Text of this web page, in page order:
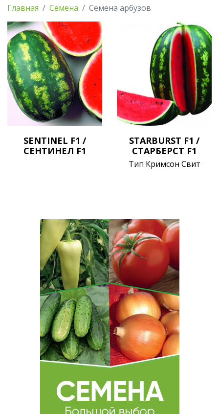
Главная Семена Семена арбузов
SENTINEL F1 /
СЕНТИНЕЛ F1
STARBURST F1 /
СТАРБЕРСТ F1
Тип Кримсон Свит